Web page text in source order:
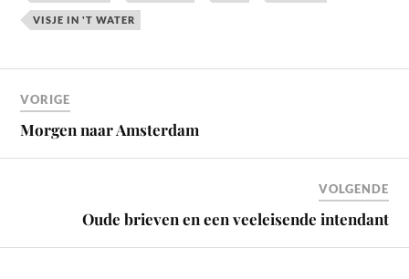
VISJE IN 'T WATER
VORIGE
Morgen naar Amsterdam
VOLGENDE
Oude brieven en een veeleisende intendant